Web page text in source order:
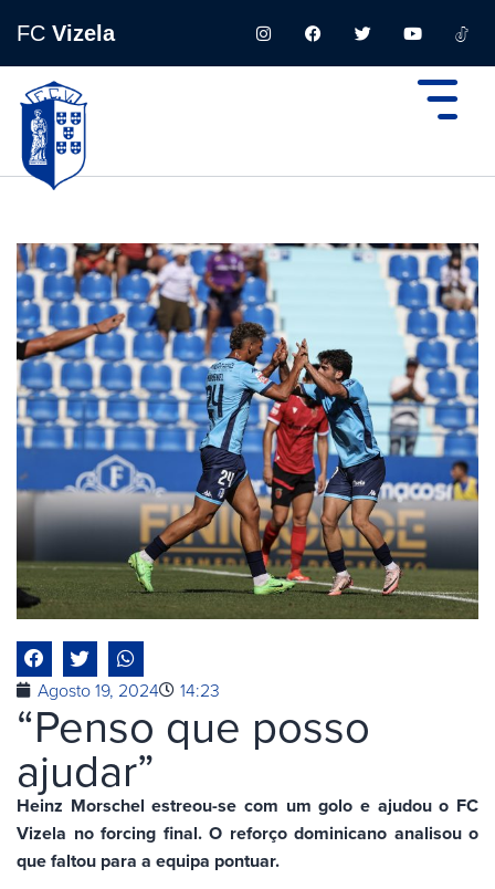
FC Vizela
Agosto 19, 2024 14:23
“Penso que posso
ajudar”
Heinz Morschel estreou-se com um golo e ajudou o FC
Vizela no forcing final. O reforço dominicano analisou o
que faltou para a equipa pontuar.